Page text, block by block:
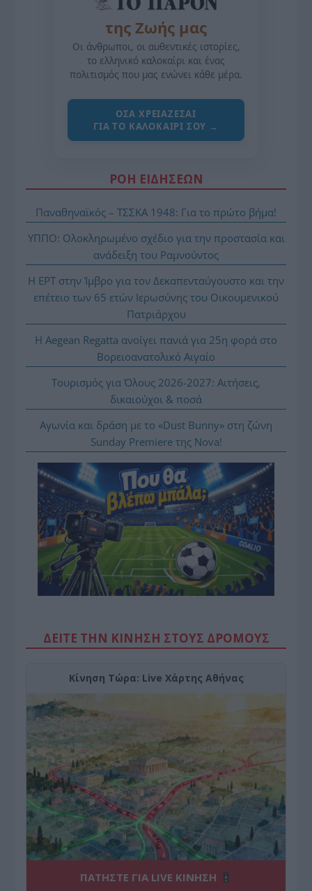
της Ζωής μας
Οι άνθρωποι, οι αυθεντικές ιστορίες,
το ελληνικό καλοκαίρι και ένας
πολιτισμός που μας ενώνει κάθε μέρα.
ΌΣΑ ΧΡΕΙΆΖΕΣΑΙ
ΓΙΑ ΤΟ ΚΑΛΟΚΑΊΡΙ ΣΟΥ →
ΡΟΗ ΕΙΔΗΣΕΩΝ
Παναθηναϊκός – ΤΣΣΚΑ 1948: Για το πρώτο βήμα!
ΥΠΠΟ: Ολοκληρωμένο σχέδιο για την προστασία και
ανάδειξη του Ραμνούντος
Η ΕΡΤ στην Ίμβρο για τον Δεκαπενταύγουστο και την
επέτειο των 65 ετών Ιερωσύνης του Οικουμενικού
Πατριάρχου
Η Aegean Regatta ανοίγει πανιά για 25η φορά στο
Βορειοανατολικό Αιγαίο
Τουρισμός για Όλους 2026-2027: Αιτήσεις,
δικαιούχοι & ποσά
Αγωνία και δράση με το «Dust Bunny» στη ζώνη
Sunday Premiere της Nova!
ΔΕΙΤΕ ΤΗΝ ΚΙΝΗΣΗ ΣΤΟΥΣ ΔΡΌΜΟΥΣ
Κίνηση Τώρα: Live Χάρτης Αθήνας
ΠΑΤΗΣΤΕ ΓΙΑ LIVE ΚΙΝΗΣΗ